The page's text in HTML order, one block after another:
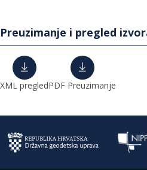
Preuzimanje i pregled
XML pregledPDF Preuzimanje